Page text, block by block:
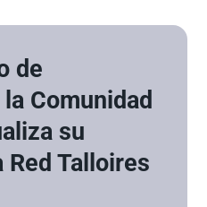
de
Comunidad
su
Talloires